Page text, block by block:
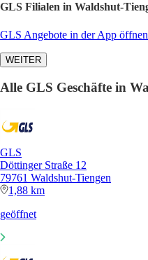
GLS Filialen in Waldshut-
GLS Angebote in der App öffnen
WEITER
Alle GLS Geschäfte in
GLS
Döttinger Straße 12
79761 Waldshut-Tiengen
1,88 km
geöffnet